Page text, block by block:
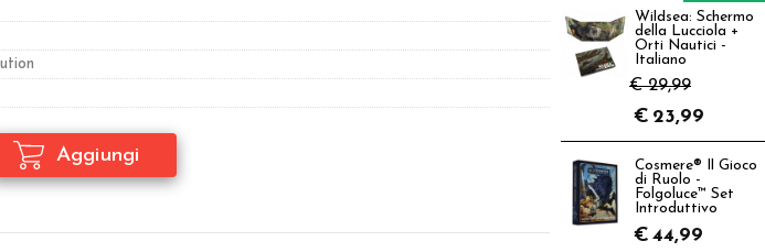
Wildsea: Schermo
della Lucciola +
Orti Nautici -
Italiano
€ 29,99
€ 23,99
Cosmere® Il Gioco
di Ruolo -
Folgoluce™ Set
Introduttivo
€ 44,99